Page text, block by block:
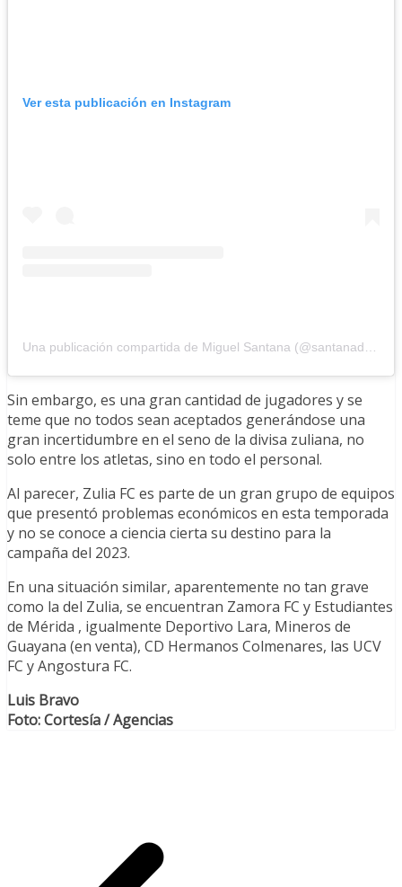
Ver esta publicación en Instagram
Una publicación compartida de Miguel Santana (@santanadeportes)
Sin embargo, es una gran cantidad de jugadores y se
teme que no todos sean aceptados generándose una
gran incertidumbre en el seno de la divisa zuliana, no
solo entre los atletas, sino en todo el personal.
Al parecer, Zulia FC es parte de un gran grupo de equipos
que presentó problemas económicos en esta temporada
y no se conoce a ciencia cierta su destino para la
campaña del 2023.
En una situación similar, aparentemente no tan grave
como la del Zulia, se encuentran Zamora FC y Estudiantes
de Mérida , igualmente Deportivo Lara, Mineros de
Guayana (en venta), CD Hermanos Colmenares, las UCV
FC y Angostura FC.
Luis Bravo
Foto: Cortesía / Agencias